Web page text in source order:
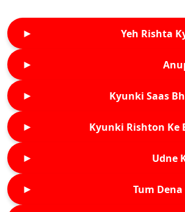
► Yeh Rishta
►
► Kyunki Saas
► Kyunki Rishton Ke
► Udne
► Tum